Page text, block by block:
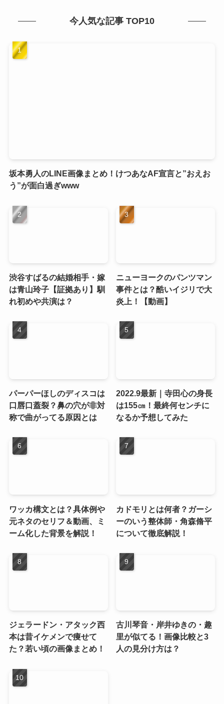
今人気な記事 TOP10
坂本勇人のLINE画像まとめ！けつあなAF宣言と”おえお
う”が面白過ぎwww
渋谷すばるの結婚相手・嫁
は青山玲子【証拠あり】馴
れ初めや共演は？
ニューヨークのパンツマン
事件とは？酷いイジリで大
炎上！【動画】
パーパーほしのディスコは
口唇口蓋裂？鼻の穴が非対
称で曲がってる原因とは
2022.9最新｜寺田心の身長
は155㎝！最終何センチに
なるか予想してみた
ワッカ構文とは？具体例や
元ネタのセリフ＆動画、ミ
ーム化した背景を解説！
カドモリとは何者？ガーシ
ーのいう整体師・角森脩平
について徹底解説！
ジェラードン・アタック西
本は昔イケメンで痩せて
た？若い頃の画像まとめ！
古川琴音・岸井ゆきの・趣
里が似てる！画像比較と3
人の見分け方は？